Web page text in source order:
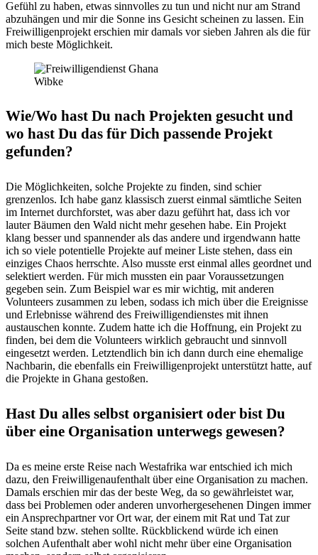
Gefühl zu haben, etwas sinnvolles zu tun und nicht nur am Strand
abzuhängen und mir die Sonne ins Gesicht scheinen zu lassen. Ein
Freiwilligenprojekt erschien mir damals vor sieben Jahren als die für
mich beste Möglichkeit.
Wibke
Wie/Wo hast Du nach Projekten gesucht und
wo hast Du das für Dich passende Projekt
gefunden?
Die Möglichkeiten, solche Projekte zu finden, sind schier
grenzenlos. Ich habe ganz klassisch zuerst einmal sämtliche Seiten
im Internet durchforstet, was aber dazu geführt hat, dass ich vor
lauter Bäumen den Wald nicht mehr gesehen habe. Ein Projekt
klang besser und spannender als das andere und irgendwann hatte
ich so viele potentielle Projekte auf meiner Liste stehen, dass ein
einziges Chaos herrschte. Also musste erst einmal alles geordnet und
selektiert werden. Für mich mussten ein paar Voraussetzungen
gegeben sein. Zum Beispiel war es mir wichtig, mit anderen
Volunteers zusammen zu leben, sodass ich mich über die Ereignisse
und Erlebnisse während des Freiwilligendienstes mit ihnen
austauschen konnte. Zudem hatte ich die Hoffnung, ein Projekt zu
finden, bei dem die Volunteers wirklich gebraucht und sinnvoll
eingesetzt werden. Letztendlich bin ich dann durch eine ehemalige
Nachbarin, die ebenfalls ein Freiwilligenprojekt unterstützt hatte, auf
die Projekte in Ghana gestoßen.
Hast Du alles selbst organisiert oder bist Du
über eine Organisation unterwegs gewesen?
Da es meine erste Reise nach Westafrika war entschied ich mich
dazu, den Freiwilligenaufenthalt über eine Organisation zu machen.
Damals erschien mir das der beste Weg, da so gewährleistet war,
dass bei Problemen oder anderen unvorhergesehenen Dingen immer
ein Ansprechpartner vor Ort war, der einem mit Rat und Tat zur
Seite stand bzw. stehen sollte. Rückblickend würde ich einen
solchen Aufenthalt aber wohl nicht mehr über eine Organisation